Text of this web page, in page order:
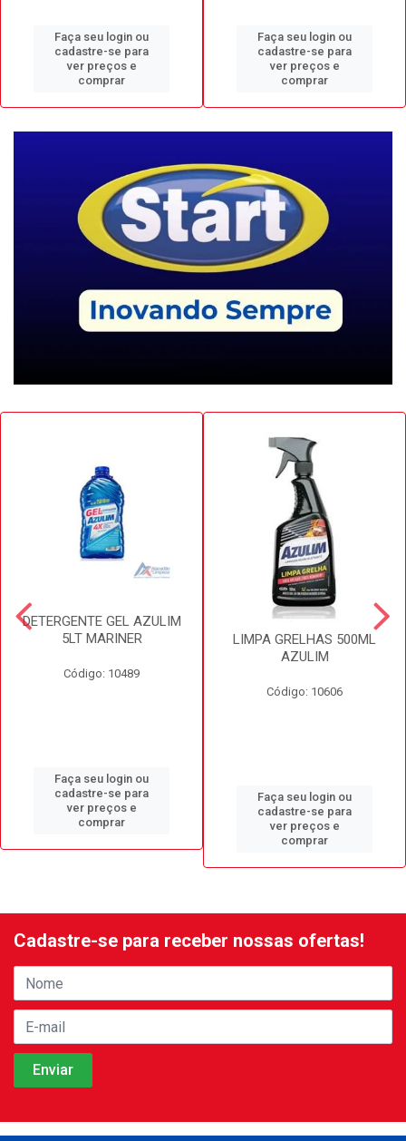
Faça seu login ou
cadastre-se para
ver preços e
comprar
Faça seu login ou
cadastre-se para
ver preços e
comprar
DETERGENTE GEL AZULIM
5LT MARINER
Código: 10489
Faça seu login ou
cadastre-se para
ver preços e
comprar
LIMPA GRELHAS 500ML
AZULIM
Código: 10606
Faça seu login ou
cadastre-se para
ver preços e
comprar
Cadastre-se para receber nossas ofertas!